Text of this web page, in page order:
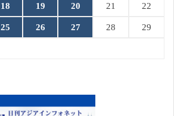
18 19 20 21 22
25 26 27 28 29